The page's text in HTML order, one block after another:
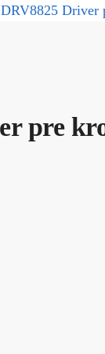
pre